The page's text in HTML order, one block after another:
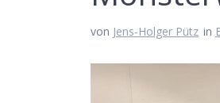
von Jens-Holger Pütz in